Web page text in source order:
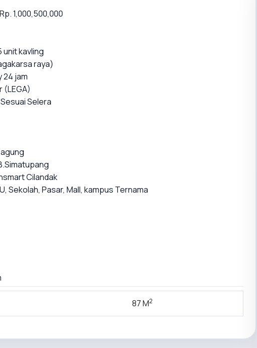
1,000,500,000
unit kavling
raya)
24 jam
(LEGA)
Selera
Cilandak
Sekolah, Pasar, Mall, kampus Ternama
87 M2